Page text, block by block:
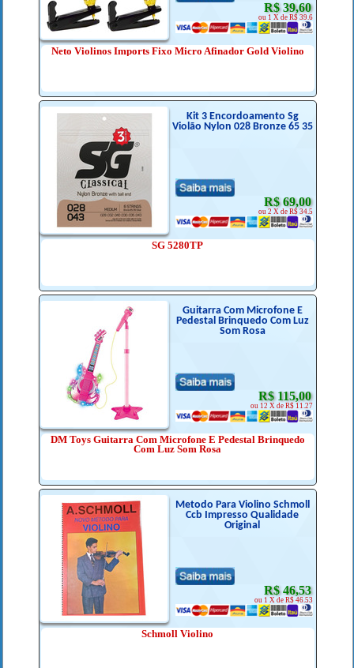
R$ 39,60
ou 1 X de R$ 39.6
Neto Violinos Imports Fixo Micro Afinador Gold Violino
Kit 3 Encordoamento Sg
Violão Nylon 028 Bronze 65 35
R$ 69,00
ou 2 X de R$ 34.5
SG 5280TP
Guitarra Com Microfone E
Pedestal Brinquedo Com Luz
Som Rosa
R$ 115,00
ou 12 X de R$ 11.27
DM Toys Guitarra Com Microfone E Pedestal Brinquedo
Com Luz Som Rosa
Metodo Para Violino Schmoll
Ccb Impresso Qualidade
Original
R$ 46,53
ou 1 X de R$ 46.53
Schmoll Violino